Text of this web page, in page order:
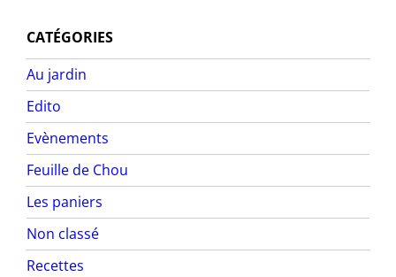
CATÉGORIES
Au jardin
Edito
Evènements
Feuille de Chou
Les paniers
Non classé
Recettes